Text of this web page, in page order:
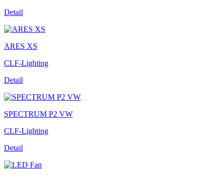
Detail
ARES XS
CLF-Lighting
Detail
SPECTRUM P2 VW
CLF-Lighting
Detail